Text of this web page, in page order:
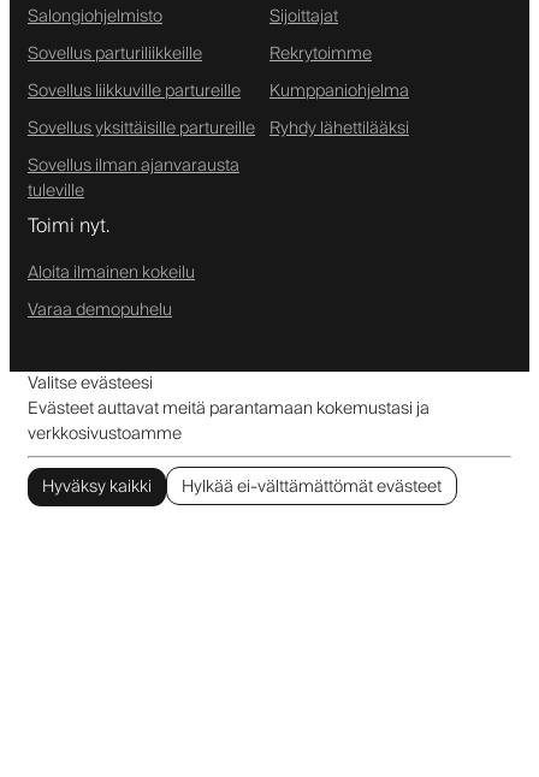
Salongiohjelmisto
Sovellus parturiliikkeille
Sovellus liikkuville partureille
Sovellus yksittäisille partureille
Sovellus ilman ajanvarausta
tuleville
Sijoittajat
Rekrytoimme
Kumppaniohjelma
Ryhdy lähettilääksi
Toimi nyt.
Aloita ilmainen kokeilu
Varaa demopuhelu
Valitse evästeesi
Evästeet auttavat meitä parantamaan kokemustasi ja
verkkosivustoamme
Hyväksy kaikki
Hylkää ei-välttämättömät evästeet